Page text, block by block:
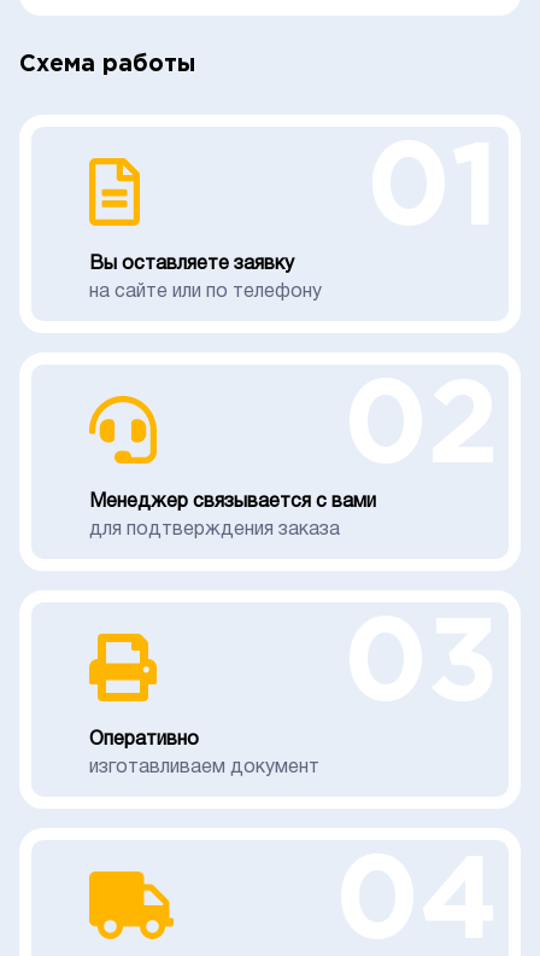
Схема работы
Вы оставляете заявку
на сайте или по телефону
Менеджер связывается с вами
для подтверждения заказа
Оперативно
изготавливаем документ